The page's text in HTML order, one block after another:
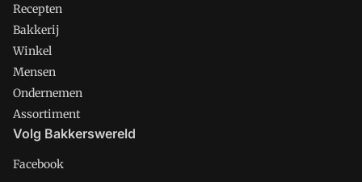
Recepten
Bakkerij
Winkel
Mensen
Ondernemen
Assortiment
Volg Bakkerswereld
Facebook